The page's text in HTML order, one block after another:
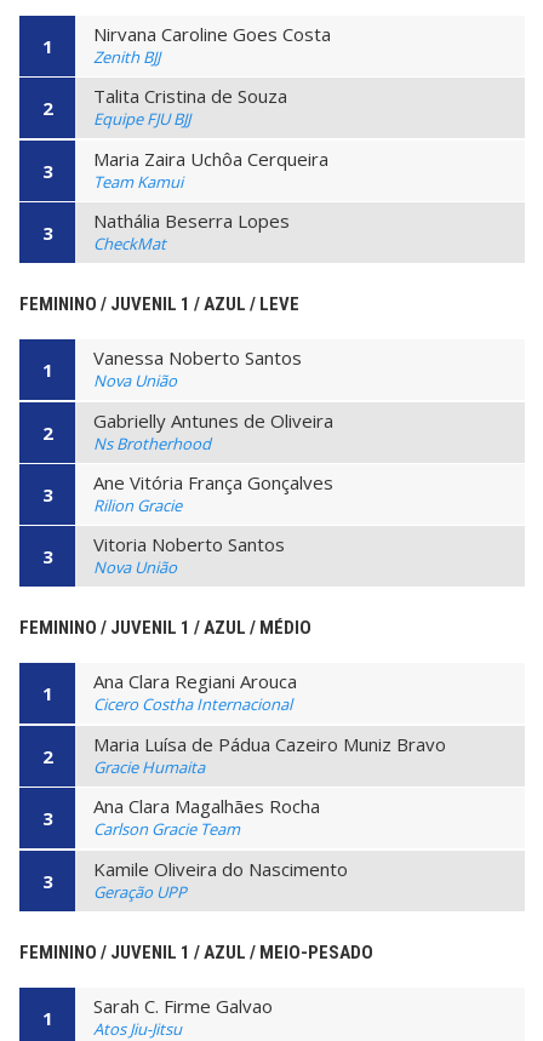
1 Nirvana Caroline Goes Costa
Zenith BJJ
2 Talita Cristina de Souza
Equipe FJU BJJ
3 Maria Zaira Uchôa Cerqueira
Team Kamui
3 Nathália Beserra Lopes
CheckMat
FEMININO / JUVENIL 1 / AZUL / LEVE
1 Vanessa Noberto Santos
Nova União
2 Gabrielly Antunes de Oliveira
Ns Brotherhood
3 Ane Vitória França Gonçalves
Rilion Gracie
3 Vitoria Noberto Santos
Nova União
FEMININO / JUVENIL 1 / AZUL / MÉDIO
1 Ana Clara Regiani Arouca
Cicero Costha Internacional
2 Maria Luísa de Pádua Cazeiro Muniz Bravo
Gracie Humaita
3 Ana Clara Magalhães Rocha
Carlson Gracie Team
3 Kamile Oliveira do Nascimento
Geração UPP
FEMININO / JUVENIL 1 / AZUL / MEIO-PESADO
1 Sarah C. Firme Galvao
Atos Jiu-Jitsu